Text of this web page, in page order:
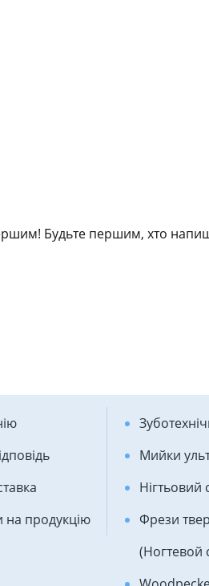
Будьте першим, хто
на продукцію
Мийки
Нігтьовий
Фрези
(Ногтевой